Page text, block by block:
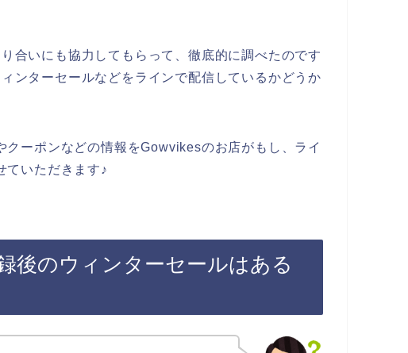
合いにも協力してもらって、徹底的に調べたのです
ンターセールなどをラインで配信しているかどうか
ーポンなどの情報をGowvikesのお店がもし、ライ
ていただきます♪
後のウィンターセールはある